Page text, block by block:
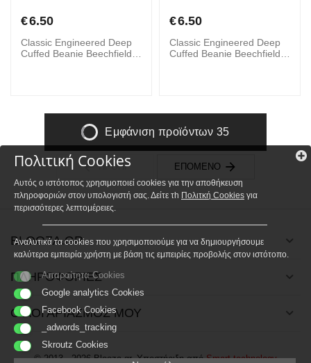
€6.50
Classic Engineered Deep
Cuffed Beanie Beechfield
€6.50
Classic Engineered Deep
Cuffed Beanie Beechfield
Εμφάνιση προϊόντων 35
ΠΡΟΗΓ ΕΠΌΜΕΝΟ
BLOOZA.GR
ΠΛΗΡΟΦΟΡΙΕΣ
Ο ΛΟΓΑΡΙΑΣΜΟΣ ΜΟΥ
© 2013 - 2026 Blooza.gr. Υποστήριξη απόSmart technology
Πολιτική Cookies
Αυτός ο ιστότοπος χρησιμοποιεί cookies για την αποθήκευση
πληροφοριών στον υπολογιστή σας. Δείτε τh Πολιτκή Cookies για
περισσότερες λεπτομέρειες.
Αναλυτικά τα cookies που χρησιμοποιούμε για να δημιουργήσουμε
καλύτερα εμπειρία χρήστη με βάση τις εμπειρίες προβολής στον ιστότοπο.
Απαραίτητα Cookies
Google analytics Cookies
Facebook Cookies
_adwords_tracking
Skroutz Cookies